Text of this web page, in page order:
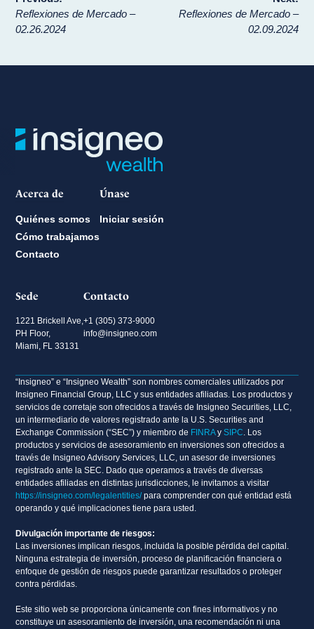
de
Reflexiones de Mercado –
02.26.2024
Reflexiones de Mercado –
02.09.2024
Acerca de
Quiénes somos
Cómo trabajamos
Contacto
Únase
Iniciar sesión
Sede
1221 Brickell Ave,
PH Floor,
Miami, FL 33131
Contacto
+1 (305) 373-9000
info@insigneo.com
“Insigneo” e “Insigneo Wealth” son nombres comerciales utilizados por
Insigneo Financial Group, LLC y sus entidades afiliadas. Los productos y
servicios de corretaje son ofrecidos a través de Insigneo Securities, LLC,
un intermediario de valores registrado ante la U.S. Securities and
Exchange Commission (“SEC”) y miembro de FINRAySIPC . Los
productos y servicios de asesoramiento en inversiones son ofrecidos a
través de Insigneo Advisory Services, LLC, un asesor de inversiones
registrado ante la SEC. Dado que operamos a través de diversas
entidades afiliadas en distintas jurisdicciones, le invitamos a visitar
https://insigneo.com/legalentities/para comprender con qué entidad está
operando y qué implicaciones tiene para usted.
Divulgación importante de riesgos:
Las inversiones implican riesgos, incluida la posible pérdida del capital.
Ninguna estrategia de inversión, proceso de planificación financiera o
enfoque de gestión de riesgos puede garantizar resultados o proteger
contra pérdidas.
Este sitio web se proporciona únicamente con fines informativos y no
constituye un asesoramiento de inversión, una recomendación ni una